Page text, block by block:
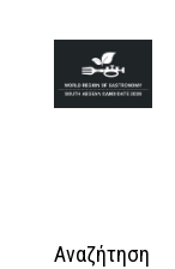
Αναζήτηση